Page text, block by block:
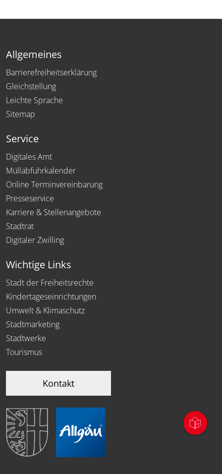
Allgemeines
Barrierefreiheitserklärung
Gleichstellung
Leichte Sprache
Sitemap
Service
Digitales Amt
Müllabfuhrkalender
Online Terminvereinbarung
Presseservice
Karriere & Stellenangebote
Stadtrat
Digitaler Zwilling
Wichtige Links
Stadt der Freiheitsrechte
Kindertageseinrichtungen
Umwelt & Klimaschutz
Stadtmarketing
Stadtwerke
Tourismus
Kontakt